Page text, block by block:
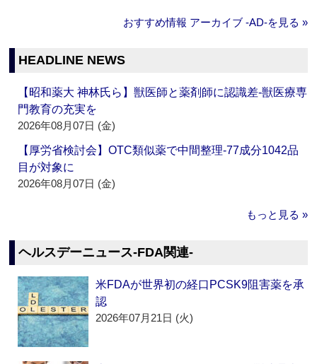
おすすめ情報 アーカイブ ‐AD‐を見る »
HEADLINE NEWS
【昭和薬大 神林氏ら】獣医師と薬剤師に認識差‐獣医療専
門教育の充実を
2026年08月07日 (金)
【厚労省検討会】OTC類似薬で中間整理‐77成分1042品
目が対象に
2026年08月07日 (金)
もっと見る »
ヘルスデーニュース‐FDA関連‐
米FDAが世界初の経口PCSK9阻害薬を承
認
2026年07月21日 (火)